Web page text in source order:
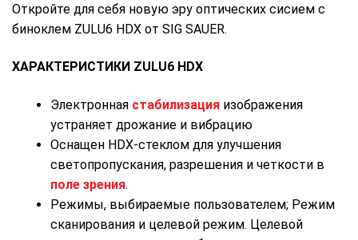
Откройте для себя новую эру оптических сисием с
биноклем ZULU6 HDX от SIG SAUER.
ХАРАКТЕРИСТИКИ ZULU6 HDX
Электронная стабилизация изображения
устраняет дрожание и вибрацию
Оснащен HDX-стеклом для улучшения
светопропускания, разрешения и четкости в
поле зрения.
Режимы, выбираемые пользователем; Режим
сканирования и целевой режим. Целевой